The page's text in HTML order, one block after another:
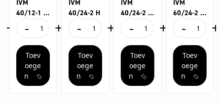
IVM
40/12-1 H
-
IVM
1
H
Z22
aantal
+
Toev
oege
n
IVM
40/24-2 H
-
IVM
2
H
aantal
+
Toev
oege
n
IVM
40/24-2 H
-
IVM
2
H
ACD
aantal
+
Toev
oege
n
IVM
60/24-2 H
-
IVM
2
H
ACD
aantal
+
Toev
oege
n
+